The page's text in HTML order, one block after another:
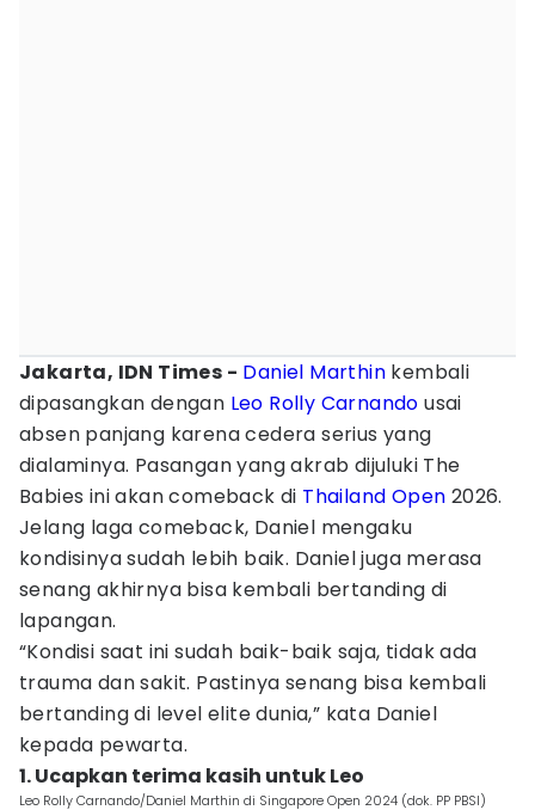
Jakarta, IDN Times - Daniel Marthin kembali
dipasangkan dengan Leo Rolly Carnando usai
absen panjang karena cedera serius yang
dialaminya. Pasangan yang akrab dijuluki The
Babies ini akan comeback di Thailand Open 2026.
Jelang laga comeback, Daniel mengaku
kondisinya sudah lebih baik. Daniel juga merasa
senang akhirnya bisa kembali bertanding di
lapangan.
“Kondisi saat ini sudah baik-baik saja, tidak ada
trauma dan sakit. Pastinya senang bisa kembali
bertanding di level elite dunia,” kata Daniel
kepada pewarta.
1. Ucapkan terima kasih untuk Leo
Leo Rolly Carnando/Daniel Marthin di Singapore Open 2024 (dok. PP PBSI)